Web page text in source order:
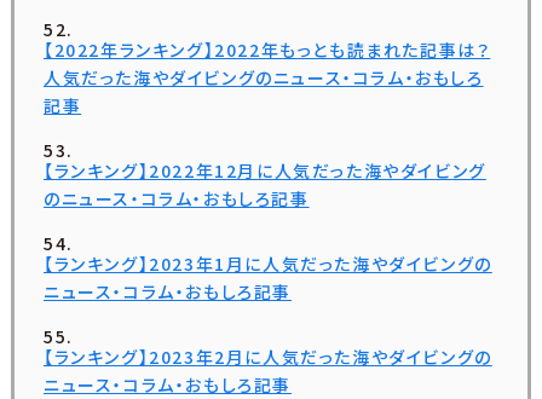
【2022年ランキング】2022年もっとも読まれた記事は？
人気だった海やダイビングのニュース・コラム・おもしろ
記事
【ランキング】2022年12月に人気だった海やダイビング
のニュース・コラム・おもしろ記事
【ランキング】2023年1月に人気だった海やダイビングの
ニュース・コラム・おもしろ記事
【ランキング】2023年2月に人気だった海やダイビングの
ニュース・コラム・おもしろ記事